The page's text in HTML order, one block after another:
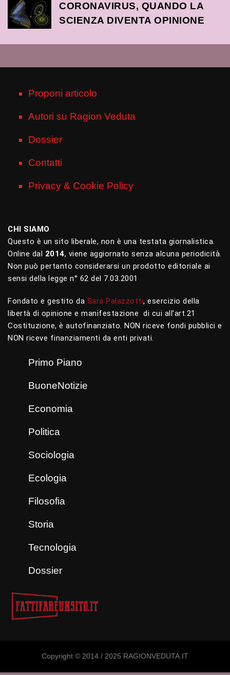
CORONAVIRUS, QUANDO LA
SCIENZA DIVENTA OPINIONE
Proponi articolo
Autori su Ragion Veduta
Dossier
Contatti
Privacy & Cookie Policy
CHI SIAMO
Questo è un sito liberale, non è una testata giornalistica.
Online dal 2014, viene aggiornato senza alcuna periodicità.
Non può pertanto considerarsi un prodotto editoriale ai
sensi della legge n° 62 del 7.03.2001
Fondato e gestito da Sara Palazzotti, esercizio della
libertà di opinione e manifestazione di cui all’art.21
Costituzione, è autofinanziato. NON riceve fondi pubblici e
NON riceve finanziamenti da enti privati.
Primo Piano
BuoneNotizie
Economia
Politica
Sociologia
Ecologia
Filosofia
Storia
Tecnologia
Dossier
Copyright © 2014 / 2025 RAGIONVEDUTA.IT